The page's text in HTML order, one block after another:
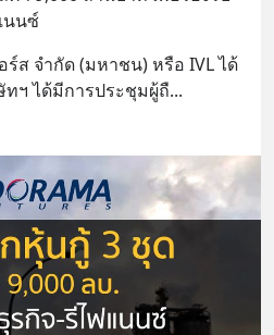
นนซ์
ร์ส จำกัด (มหาชน) หรือ IVL ได้
ฯ ได้มีการประชุมผู้ถื...